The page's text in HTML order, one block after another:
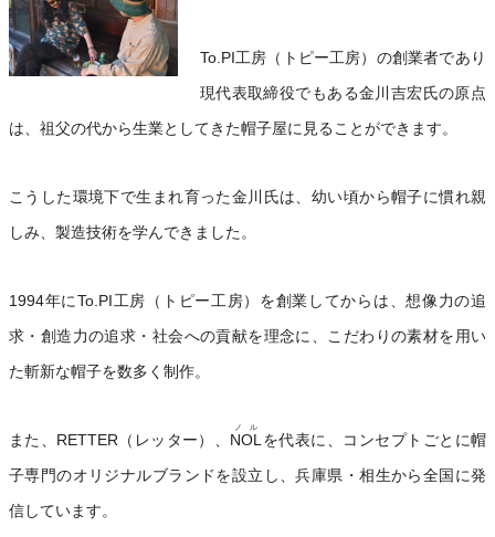
To.PI工房（トピー工房）の創業者であり
現代表取締役でもある金川吉宏氏の原点
は、祖父の代から生業としてきた帽子屋に見ることができます。
こうした環境下で生まれ育った金川氏は、幼い頃から帽子に慣れ親
しみ、製造技術を学んできました。
1994年にTo.PI工房（トピー工房）を創業してからは、想像力の追
求・創造力の追求・社会への貢献を理念に、こだわりの素材を用い
た斬新な帽子を数多く制作。
また、RETTER（レッター）、 NOL
ノル
を代表に、コンセプトごとに帽
子専門のオリジナルブランドを設立し、兵庫県・相生から全国に発
信しています。